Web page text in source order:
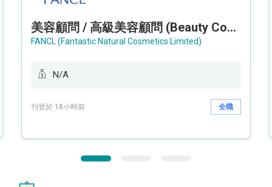
美容顧問 / 高級美容顧問 (Beauty Consultant / Senior Beauty Consultant)
FANCL (Fantastic Natural Cosmetics Limited)
N/A
刊登於 18小時前 全職